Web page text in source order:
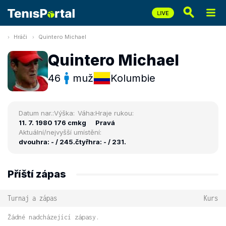
Hráči Quintero Michael
Quintero Michael
46 muž Kolumbie
Datum nar.:
11. 7. 1980
Výška:
176 cm
Váha:
kg
Hraje rukou:
Pravá
Aktuální/nejvyšší umístění:
dvouhra: - / 245.čtyřhra: - / 231.
Příští zápas
Turnaj a zápas Kurs
Žádné nadcházející zápasy.